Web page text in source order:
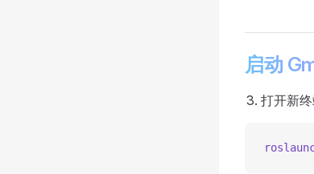
启动
打开新